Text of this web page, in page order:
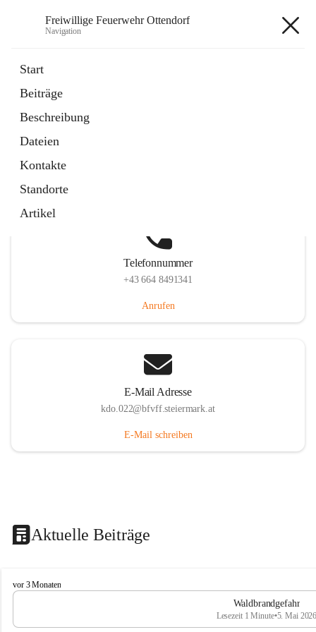
Freiwillige Feuerwehr Ottendorf
Navigation
Start
Beiträge
Beschreibung
Dateien
Kontakte
Standorte
Artikel
Telefonnummer
+43 664 8491341
Anrufen
E-Mail Adresse
kdo.022@bfvff.steiermark.at
E-Mail schreiben
Aktuelle Beiträge
F
r
i
vor 3 Monaten
Waldbrandgefahr
Lesezeit 1 Minute•5. Mai